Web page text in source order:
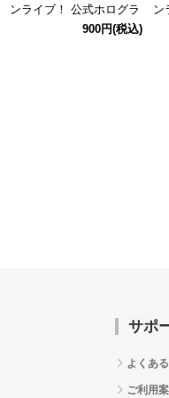
ンライブ！ 公式ホログラ
ムクリアチケット 【横山
900円(税込)
ン
サポ
よくあ
ご利用